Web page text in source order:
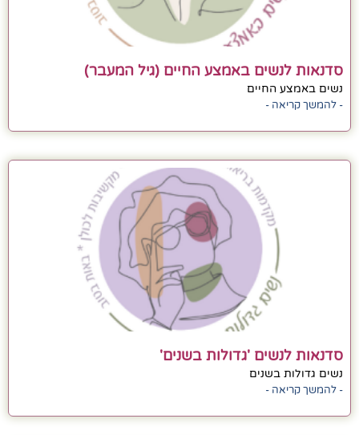
סדנאות לנשים באמצע החיים (גיל המעבר)
נשים באמצע החיים
- להמשך קריאה -
סדנאות לנשים 'גדולות בשנים'
נשים גדולות בשנים
- להמשך קריאה -